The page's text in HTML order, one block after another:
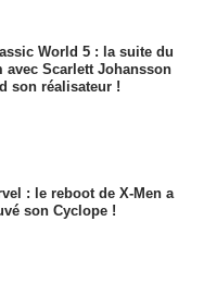
World 5 : la suite du
avec Scarlett Johansson
son réalisateur !
: le reboot de X-Men a
son Cyclope !